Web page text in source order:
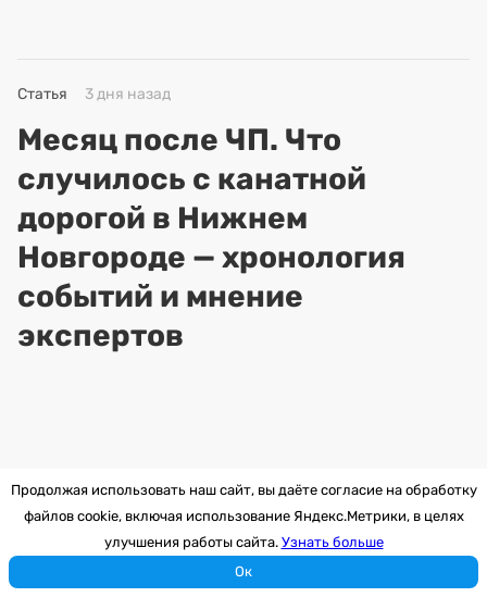
Статья 3 дня назад
Месяц после ЧП. Что
случилось с канатной
дорогой в Нижнем
Новгороде — хронология
событий и мнение
экспертов
Продолжая использовать наш сайт, вы даёте согласие на обработку
файлов cookie, включая использование Яндекс.Метрики, в целях
улучшения работы сайта. Узнать больше
Ок